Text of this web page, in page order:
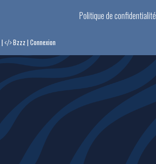
Politique de confidentialité
| Bzzz | Connexion